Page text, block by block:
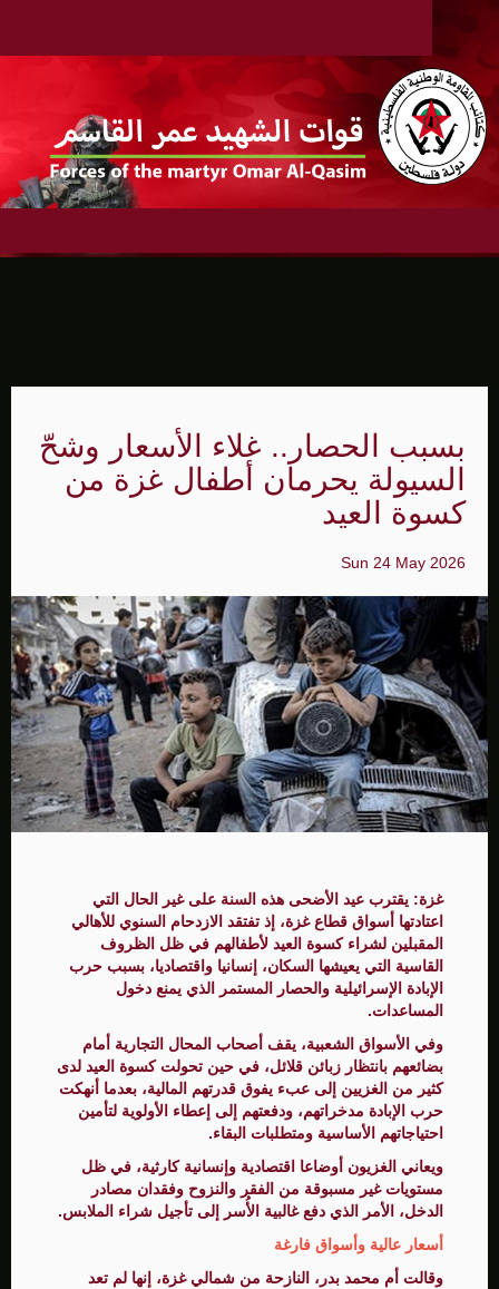
بسبب الحصار.. غلاء الأسعار وشحّ
السيولة يحرمان أطفال غزة من
كسوة العيد
Sun 24 May 2026
غزة: يقترب عيد الأضحى هذه السنة على غير الحال التي
اعتادتها أسواق قطاع غزة، إذ تفتقد الازدحام السنوي للأهالي
المقبلين لشراء كسوة العيد لأطفالهم في ظل الظروف
القاسية التي يعيشها السكان، إنسانيا واقتصاديا، بسبب حرب
الإبادة الإسرائيلية والحصار المستمر الذي يمنع دخول
المساعدات.
وفي الأسواق الشعبية، يقف أصحاب المحال التجارية أمام
بضائعهم بانتظار زبائن قلائل، في حين تحولت كسوة العيد لدى
كثير من الغزيين إلى عبء يفوق قدرتهم المالية، بعدما أنهكت
حرب الإبادة مدخراتهم، ودفعتهم إلى إعطاء الأولوية لتأمين
احتياجاتهم الأساسية ومتطلبات البقاء.
ويعاني الغزيون أوضاعا اقتصادية وإنسانية كارثية، في ظل
مستويات غير مسبوقة من الفقر والنزوح وفقدان مصادر
الدخل، الأمر الذي دفع غالبية الأُسر إلى تأجيل شراء الملابس.
أسعار عالية وأسواق فارغة
وقالت أم محمد بدر، النازحة من شمالي غزة، إنها لم تعد